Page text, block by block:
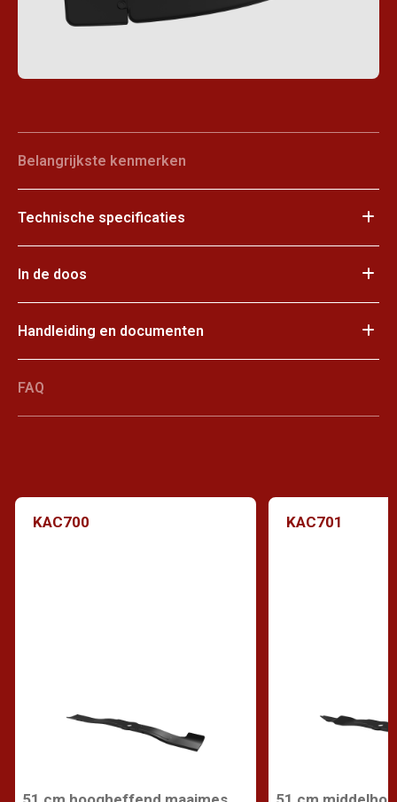
Belangrijkste kenmerken
Technische specificaties
In de doos
Handleiding en documenten
FAQ
KAC700 KAC701